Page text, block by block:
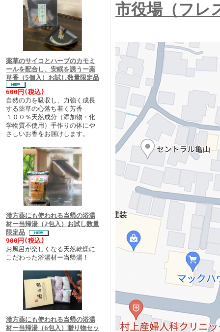
薬草のサイコとハーブのカモミ
ールを配合し、安眠を誘うー薬
草香（5個入）お試し数量限定品
600円(税込)
自然の力を吸収し、力強く成長
する薬草の心落ち着く芳香
１００％天然成分（添加物・化
学物質不使用）手作りの体にや
さしいお香をお届けします。
漢方薬にも使われる当帰の浴湯
材ー当帰湯（2包入）お試し数量
限定品
900円(税込)
お風呂が楽しくなる天然乾燥に
こだわった浴湯材ー当帰湯！
漢方薬にも使われる当帰の浴湯
材ー当帰湯（6包入）贈り物セッ
市役場（フレ